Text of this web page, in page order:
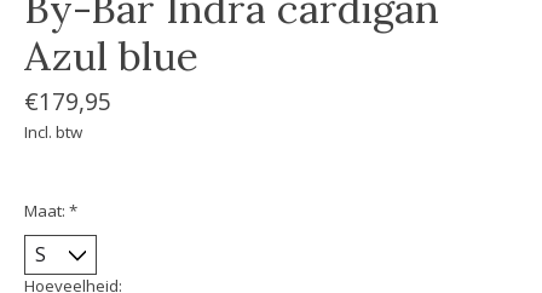
Azul blue
€179,95
Incl. btw
Maat: *
Hoeveelheid: